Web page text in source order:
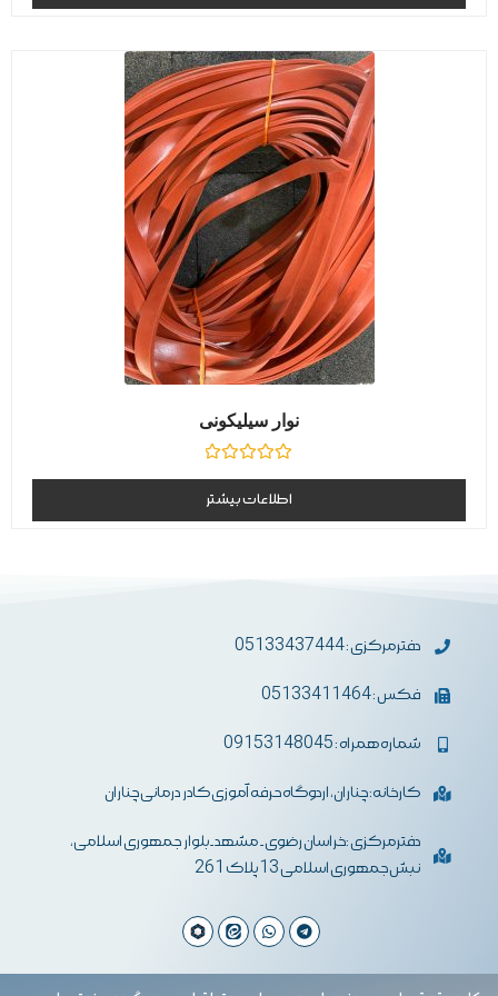
5
نوار سیلیکونی
0
از
5
اطلاعات بیشتر
دفترمرکزی : 05133437444
فکس : 05133411464
شماره همراه : 09153148045
کارخانه: چناران، اردوگاه حرفه آموزی کادر درمانی چناران
دفترمرکزی :خراسان رضوی- مشهد-بلوار جمهوری اسلامی،
نبش جمهوری اسلامی 13 پلاک 261